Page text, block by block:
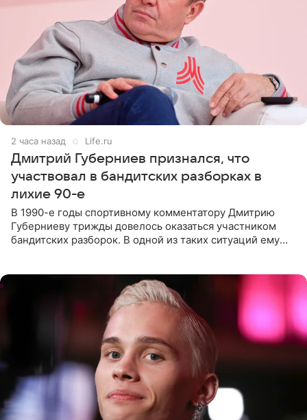
2 часа назад Life.ru
Дмитрий Губерниев признался, что
участвовал в бандитских разборках в
лихие 90-е
В 1990-е годы спортивному комментатору Дмитрию
Губерниеву трижды довелось оказаться участником
бандитских разборок. В одной из таких ситуаций ему